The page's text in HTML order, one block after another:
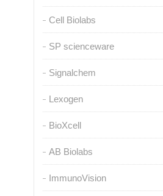
Cell Biolabs
SP scienceware
Signalchem
Lexogen
BioXcell
AB Biolabs
ImmunoVision